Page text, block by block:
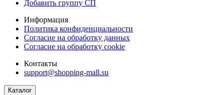
Добавить группу СП
Информация
Политика конфиденциальности
Согласие на обработку данных
Согласие на обработку cookie
Контакты
support@shopping-mall.su
Каталог